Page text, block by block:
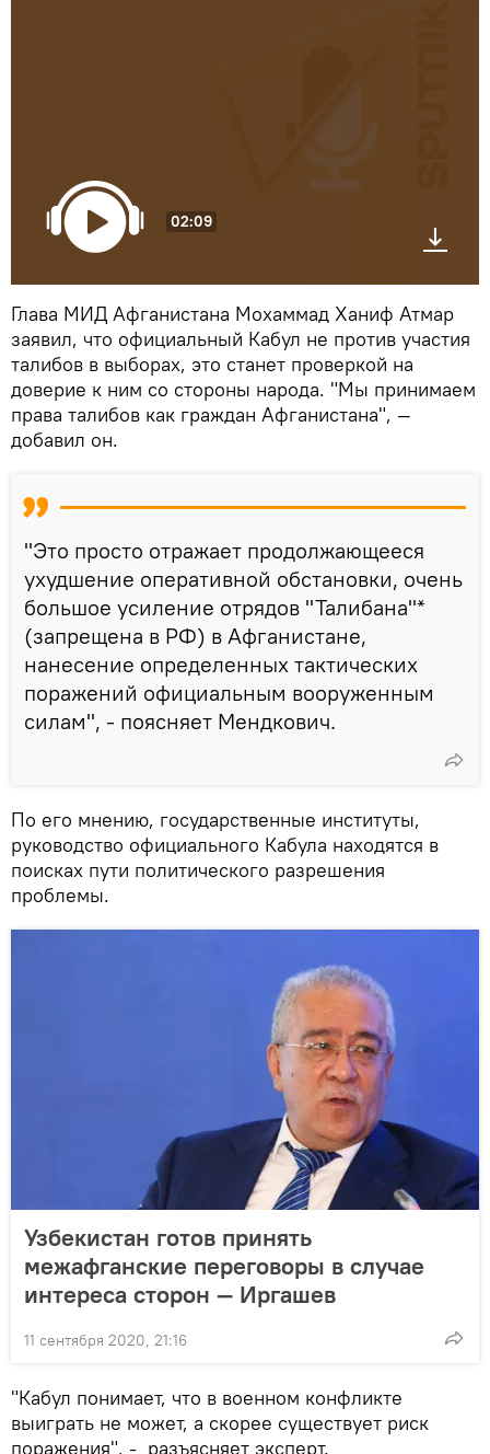
02:09
Глава МИД Афганистана Мохаммад Ханиф Атмар
заявил, что официальный Кабул не против участия
талибов в выборах, это станет проверкой на
доверие к ним со стороны народа. "Мы принимаем
права талибов как граждан Афганистана", —
добавил он.
"Это просто отражает продолжающееся
ухудшение оперативной обстановки, очень
большое усиление отрядов "Талибана"*
(запрещена в РФ) в Афганистане,
нанесение определенных тактических
поражений официальным вооруженным
силам", - поясняет Мендкович.
По его мнению, государственные институты,
руководство официального Кабула находятся в
поисках пути политического разрешения
проблемы.
Узбекистан готов принять
межафганские переговоры в случае
интереса сторон — Иргашев
11 сентября 2020, 21:16
"Кабул понимает, что в военном конфликте
выиграть не может, а скорее существует риск
поражения", - разъясняет эксперт.